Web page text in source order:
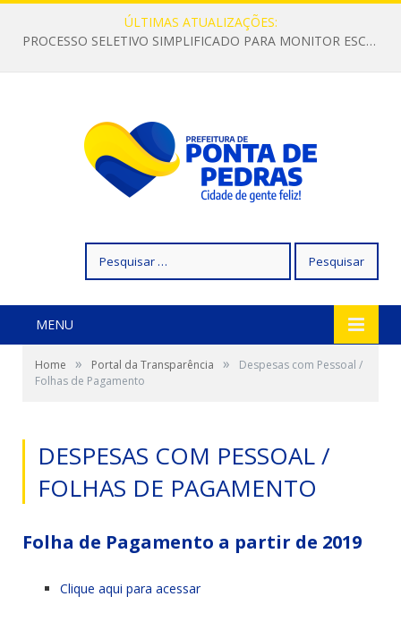
ÚLTIMAS ATUALIZAÇÕES:
PROCESSO SELETIVO SIMPLIFICADO PARA MONITOR ESCOLAR
por:
MENU
Home » Portal da Transparência »
Despesas com Pessoal /
Folhas de Pagamento
DESPESAS COM PESSOAL /
FOLHAS DE PAGAMENTO
Folha de Pagamento a partir de 2019
Clique aqui para acessar